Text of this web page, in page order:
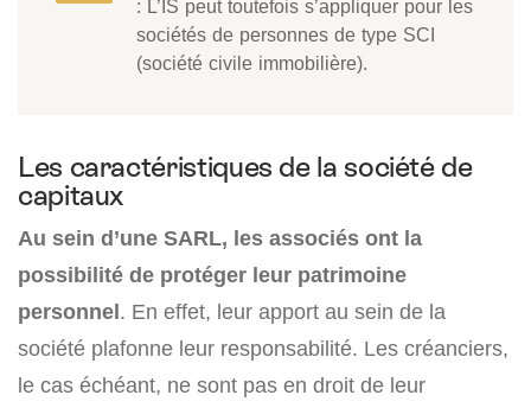
: L’IS peut toutefois s’appliquer pour les
sociétés de personnes de type SCI
(société civile immobilière).
Les caractéristiques de la société de
capitaux
Au sein d’une SARL, les associés ont la
possibilité de protéger leur patrimoine
personnel. En effet, leur apport au sein de la
société plafonne leur responsabilité. Les créanciers,
le cas échéant, ne sont pas en droit de leur